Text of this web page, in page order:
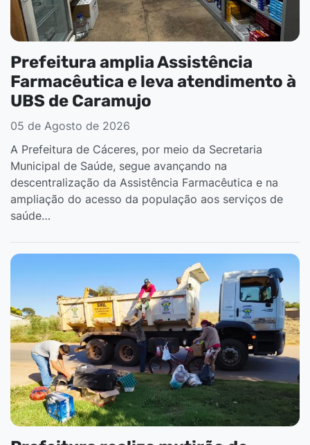
Prefeitura amplia Assistência
Farmacêutica e leva atendimento à
UBS de Caramujo
05 de Agosto de 2026
A Prefeitura de Cáceres, por meio da Secretaria
Municipal de Saúde, segue avançando na
descentralização da Assistência Farmacêutica e na
ampliação do acesso da população aos serviços de
saúde…